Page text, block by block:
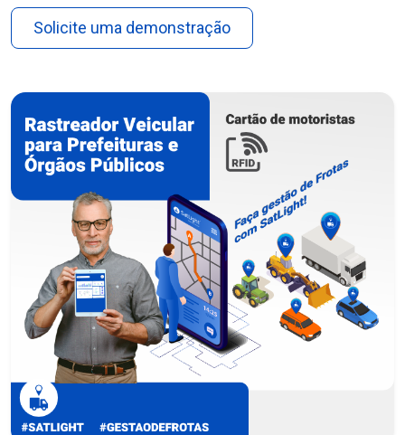
Solicite uma demonstração